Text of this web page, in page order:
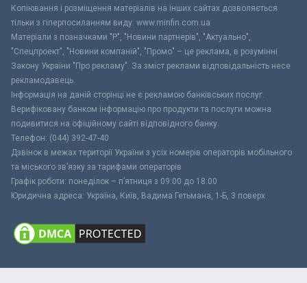
Копіювання і розміщення матеріалів на інших сайтах дозволяється
тільки з гіперпосиланням виду: www.minfin.com.ua
Матеріали з позначками "Р", "Новини партнерів", "Актуально",
"Спецпроект", "Новини компаній", "Промо" – це реклама, в розумінні
Закону України "Про рекламу". За зміст реклами відповідальність несе
рекламодавець.
Інформація на даній сторінці не є рекламою банківських послуг.
Верифіковану банком інформацію про продукти та послуги можна
подивитися на офіційному сайті відповідного банку.
Телефон: (044) 392-47-40
Дзвінок в межах території України з усіх номерів операторів мобільного
та міського зв’язку за тарифами операторів
Графік роботи: понеділок – п’ятниця з 09:00 до 18:00
Юридична адреса: Україна, Київ, Вадима Гетьмана, 1-Б, 3 поверх